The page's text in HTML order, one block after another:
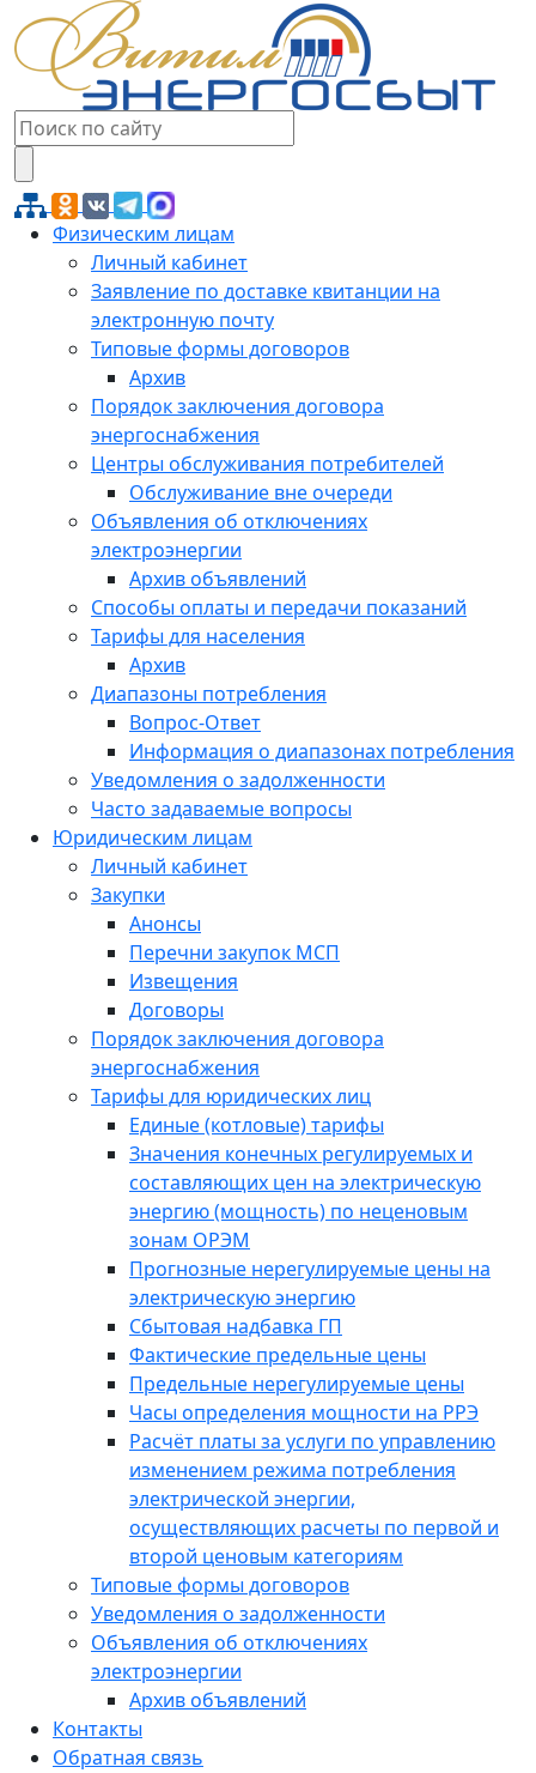
Физическим лицам
Личный кабинет
Заявление по доставке квитанции на
электронную почту
Типовые формы договоров
Архив
Порядок заключения договора
энергоснабжения
Центры обслуживания потребителей
Обслуживание вне очереди
Объявления об отключениях
электроэнергии
Архив объявлений
Способы оплаты и передачи показаний
Тарифы для населения
Архив
Диапазоны потребления
Вопрос-Ответ
Информация о диапазонах потребления
Уведомления о задолженности
Часто задаваемые вопросы
Юридическим лицам
Личный кабинет
Закупки
Анонсы
Перечни закупок МСП
Извещения
Договоры
Порядок заключения договора
энергоснабжения
Тарифы для юридических лиц
Единые (котловые) тарифы
Значения конечных регулируемых и
составляющих цен на электрическую
энергию (мощность) по неценовым
зонам ОРЭМ
Прогнозные нерегулируемые цены на
электрическую энергию
Сбытовая надбавка ГП
Фактические предельные цены
Предельные нерегулируемые цены
Часы определения мощности на РРЭ
Расчёт платы за услуги по управлению
изменением режима потребления
электрической энергии,
осуществляющих расчеты по первой и
второй ценовым категориям
Типовые формы договоров
Уведомления о задолженности
Объявления об отключениях
электроэнергии
Архив объявлений
Контакты
Обратная связь